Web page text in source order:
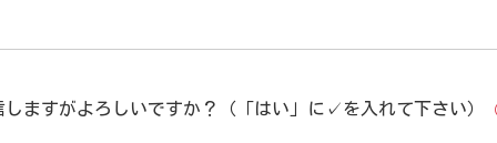
ますがよろしいですか？（「はい」に✓を入れて下さい）